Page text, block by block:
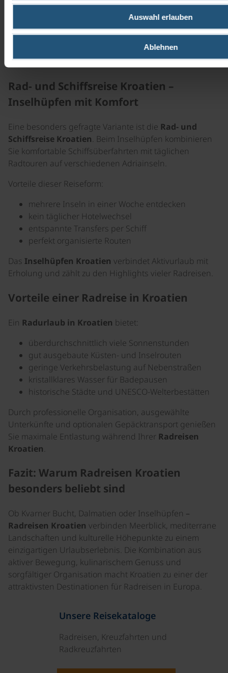
Auswahl erlauben
Ablehnen
beschilderten Routen entlang der Adriaküste sorgen für
sicheres und entspanntes Radeln.
Das mediterrane Klima ermöglichtRadreisen Kroatien
von Frühling bis Herbst bei angenehmen
Temperaturen.
Rad- und Schiffsreise Kroatien –
Inselhüpfen mit Komfort
Eine besonders gefragte Variante ist die Rad- und
Schiffsreise Kroatien. Beim Inselhüpfen kombinieren
Sie komfortable Schiffsüberfahrten mit täglichen
Radtouren auf verschiedenen Adriainseln.
Vorteile dieser Reiseform:
mehrere Inseln in einer Woche entdecken
kein täglicher Hotelwechsel
entspannte Transfers per Schiff
perfekt organisierte Routen
Das Inselhüpfen Kroatien verbindet Aktivurlaub mit
Erholung und zählt zu den Highlights vieler Radreisen.
Vorteile einer Radreise in Kroatien
Ein Radurlaub in Kroatien bietet:
überdurchschnittlich viele Sonnenstunden
gut ausgebaute Küsten- und Inselrouten
geringe Verkehrsbelastung auf Nebenstraßen
kristallklares Wasser für Badepausen
historische Städte und UNESCO-Welterbestätten
Durch professionelle Organisation, ausgewählte
Unterkünfte und optionalen Gepäcktransport genießen
Sie maximale Entlastung während Ihrer Radreisen
Kroatien.
Fazit: Warum Radreisen Kroatien
besonders beliebt sind
Ob Kvarner Bucht, Dalmatien oder Inselhüpfen –
Radreisen Kroatien verbinden Meerblick, mediterrane
Landschaften und kulturelle Höhepunkte zu einem
einzigartigen Urlaubserlebnis. Die Kombination aus
aktiver Bewegung, kulinarischem Genuss und
sorgfältiger Organisation macht Kroatien zu einer der
attraktivsten Destinationen für Radreisen in Europa.
Unsere Reisekataloge
Radreisen, Kreuzfahrten und
Radkreuzfahrten